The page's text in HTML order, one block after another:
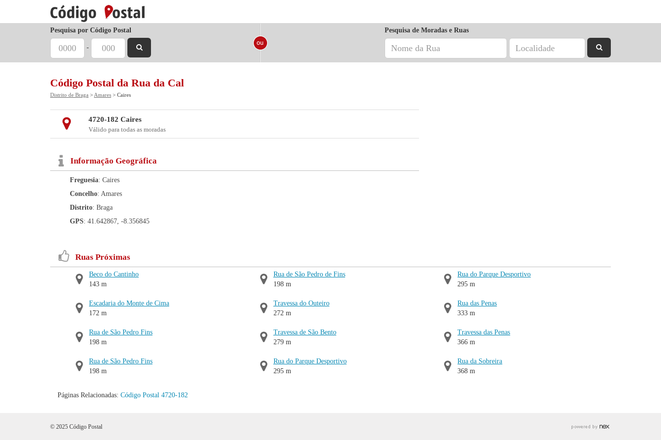
Pesquisa por Código Postal
-
Pesquisa de Moradas e Ruas
Código Postal da Rua da Cal
Distrito de Braga > Amares > Caires
4720-182 Caires
Válido para todas as moradas
Informação Geográfica
Freguesia: Caires
Concelho: Amares
Distrito: Braga
GPS: 41.642867, -8.356845
Ruas Próximas
Beco do Cantinho
143 m
Escadaria do Monte de Cima
172 m
Rua de São Pedro Fins
198 m
Rua de São Pedro Fins
198 m
Rua de São Pedro de Fins
198 m
Travessa do Outeiro
272 m
Travessa de São Bento
279 m
Rua do Parque Desportivo
295 m
Rua do Parque Desportivo
295 m
Rua das Penas
333 m
Travessa das Penas
366 m
Rua da Sobreira
368 m
Páginas Relacionadas: Código Postal 4720-182
© 2025 Código Postal